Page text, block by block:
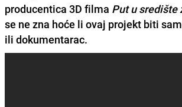
producentica 3D filma Put u središte
se ne zna hoće li ovaj projekt biti
ili dokumentarac.